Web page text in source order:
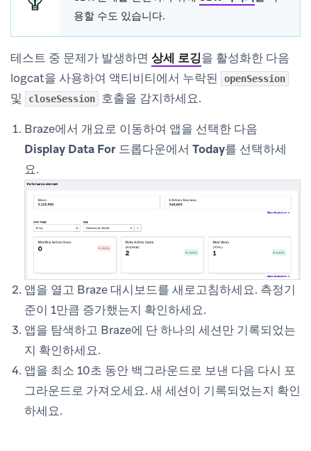
용할 수도 있습니다.
테스트 중 문제가 발생하면 상세 로깅을 활성화한 다음
logcat을 사용하여 액티비티에서 누락된
openSession
및 closeSession
호출을 감지하세요.
Braze에서 개요로 이동하여 앱을 선택한 다음
Display Data For 드롭다운에서 Today를 선택하세
요.
앱을 열고 Braze 대시보드를 새로고침하세요. 측정기
준이 1만큼 증가했는지 확인하세요.
앱을 탐색하고 Braze에 단 하나의 세션만 기록되었는
지 확인하세요.
앱을 최소 10초 동안 백그라운드로 보낸 다음 다시 포
그라운드로 가져오세요. 새 세션이 기록되었는지 확인
하세요.